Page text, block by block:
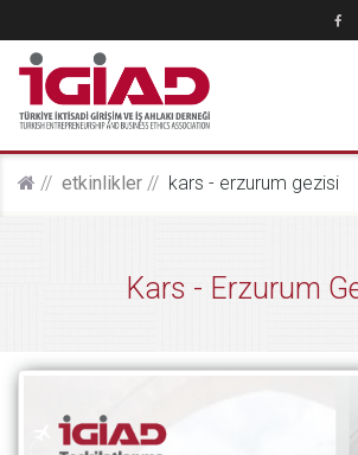
etki̇nli̇kler kars - erzurum gezisi
Kars - Erzurum